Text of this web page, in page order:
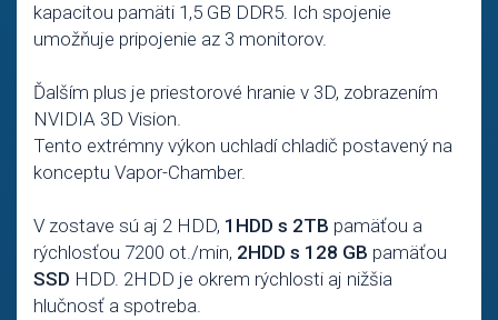
kapacitou pamäti 1,5 GB DDR5. Ich spojenie
umožňuje pripojenie az 3 monitorov.
Ďalším plus je priestorové hranie v 3D, zobrazením
NVIDIA 3D Vision.
Tento extrémny výkon uchladí chladič postavený na
konceptu Vapor-Chamber.
V zostave sú aj 2 HDD, 1HDD s 2TB pamäťou a
rýchlosťou 7200 ot./min, 2HDD s 128 GB pamäťou
SSD HDD. 2HDD je okrem rýchlosti aj nižšia
hlučnosť a spotreba.